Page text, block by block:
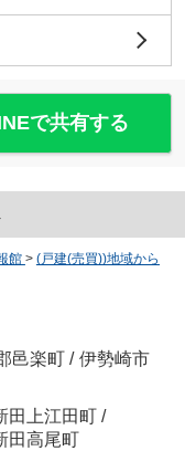
で共有する
館 > (戸建(売買))地域から
邑楽町 / 伊勢崎市
田上江田町 /
田高尾町